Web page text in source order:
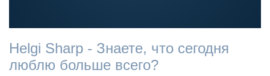
Helgi Sharp - Знаете, что сегодня
люблю больше всего?